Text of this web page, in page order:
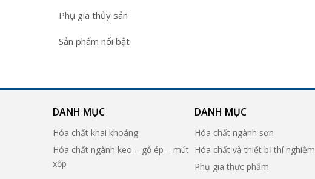
Phụ gia thủy sản
Sản phẩm nổi bật
DANH MỤC
Hóa chất khai khoáng
Hóa chất ngành keo – gỗ ép – mút
xốp
DANH MỤC
Hóa chất ngành sơn
Hóa chất và thiết bị thí nghiệm
Phụ gia thực phẩm